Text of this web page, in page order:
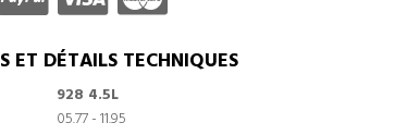
ET DÉTAILS TECHNIQUES
928 4.5L
05.77 - 11.95